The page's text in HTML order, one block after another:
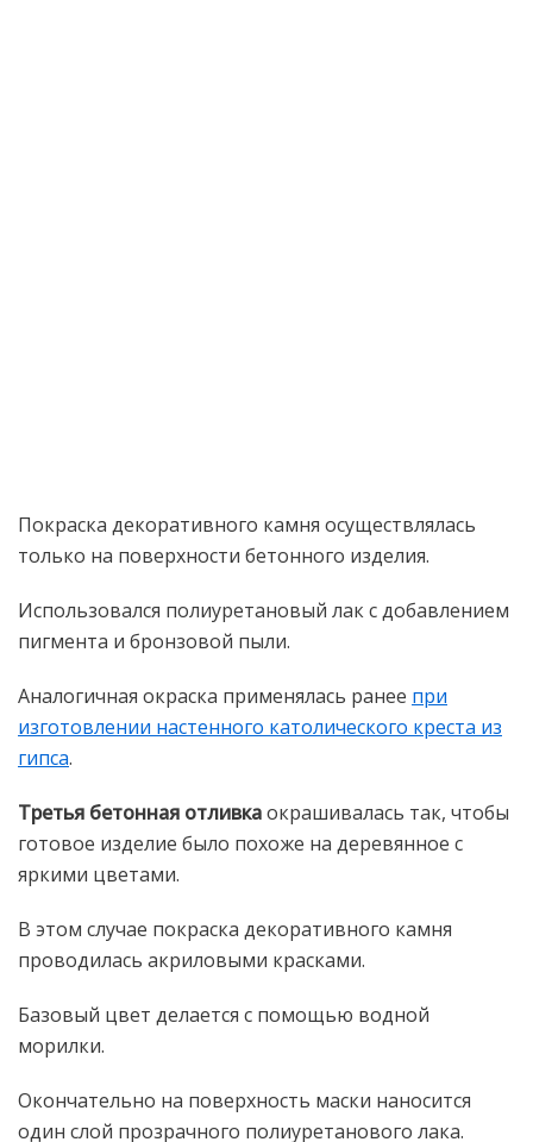
Покраска декоративного камня осуществлялась
только на поверхности бетонного изделия.
Использовался полиуретановый лак с добавлением
пигмента и бронзовой пыли.
Аналогичная окраска применялась ранее при
изготовлении настенного католического креста из
гипса.
Третья бетонная отливкаокрашивалась так, чтобы
готовое изделие было похоже на деревянное с
яркими цветами.
В этом случае покраска декоративного камня
проводилась акриловыми красками.
Базовый цвет делается с помощью водной
морилки.
Окончательно на поверхность маски наносится
один слой прозрачного полиуретанового лака.